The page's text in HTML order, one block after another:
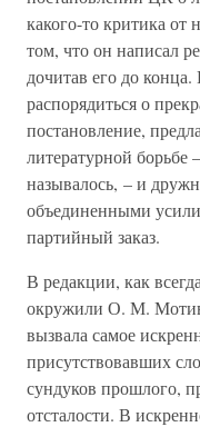
какого-то критика
том, что он написал
дочитав его до
распорядиться о
постановление,
литературной борьбе
называлось, – и
объединенными
партийный заказ.
В редакции, как
окружили О. М.
вызвала самое
присутствовавших
сундуков прошлого,
отсталости. В